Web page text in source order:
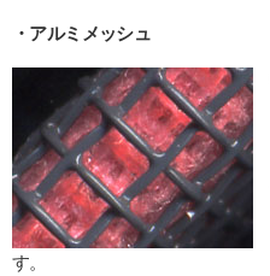
・アルミメッシュ
す。